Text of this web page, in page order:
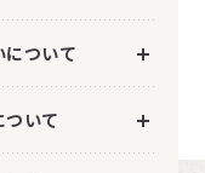
について
ついて